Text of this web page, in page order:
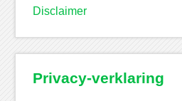
Disclaimer
Privacy-verklaring